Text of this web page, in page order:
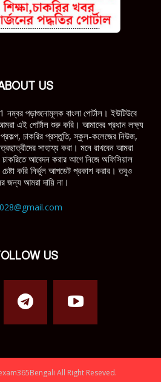
US
নম্বর পড়াশুনোমূলক বাংলা পোর্টাল। ইউটিউবে
আমরা এই পোর্টাল শুরু করি। আমাদের প্রধান লক্ষ্য
প্রকল্প, চাকরির প্রস্তুতি, স্কুল-কলেজের নিউজ,
সাহায্য করা। মনে রাখবেন আমরা
আবেদন করার আগে নিজে অফিসিয়াল
করি নির্ভুল আপডেট প্রকাশ করার। তবুও
জন্য আমরা দায়ি না।
US
All Right Reseved.